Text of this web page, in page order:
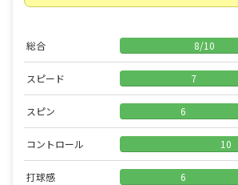
総合 8/10
スピード 7
スピン 6
コントロール 10
打球感 6